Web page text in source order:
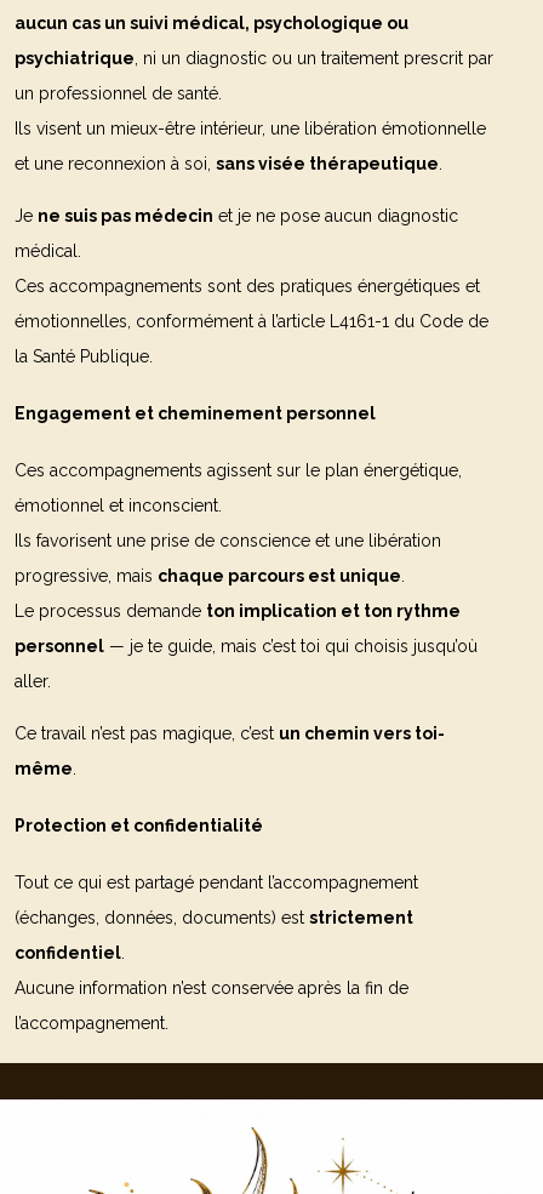
aucun cas un suivi médical, psychologique ou
psychiatrique , ni un diagnostic ou un traitement prescrit par
un professionnel de santé.
Ils visent un mieux-être intérieur, une libération émotionnelle
et une reconnexion à soi, sans visée thérapeutique
Je ne suis pas médecin et je ne pose aucun diagnostic
médical.
Ces accompagnements sont des pratiques énergétiques et
émotionnelles, conformément à l’article L4161-1 du Code de
la Santé Publique.
Engagement et cheminement personnel
Ces accompagnements agissent sur le plan énergétique,
émotionnel et inconscient.
Ils favorisent une prise de conscience et une libération
progressive, mais chaque parcours est unique
Le processus demande ton implication et ton rythme
personnel — je te guide, mais c’est toi qui choisis jusqu’où
aller.
Ce travail n’est pas magique, c’est un chemin vers toi-
même
Protection et confidentialité
Tout ce qui est partagé pendant l’accompagnement
(échanges, données, documents) est strictement
confidentiel
Aucune information n’est conservée après la fin de
l’accompagnement.